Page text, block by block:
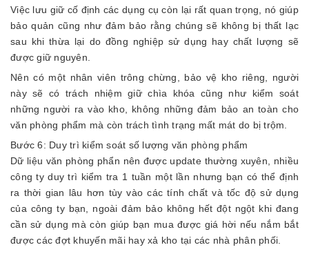
Việc lưu giữ cố định các dụng cụ còn lại rất quan trọng, nó giúp
bảo quản cũng như đảm bảo rằng chúng sẽ không bị thất lạc
sau khi thừa lại do đồng nghiệp sử dụng hay chất lượng sẽ
được giữ nguyên.
Nên có một nhân viên trông chừng, bảo vệ kho riêng, người
này sẽ có trách nhiệm giữ chìa khóa cũng như kiểm soát
những người ra vào kho, không những đảm bảo an toàn cho
văn phòng phẩm mà còn trách tình trạng mất mát do bị trộm.
Bước 6: Duy trì kiểm soát số lượng văn phòng phẩm
Dữ liệu văn phòng phẩn nên được update thường xuyên, nhiều
công ty duy trì kiểm tra 1 tuần một lần nhưng bạn có thể định
ra thời gian lâu hơn tùy vào các tính chất và tốc độ sử dụng
của công ty bạn, ngoài đảm bảo không hết đột ngột khi đang
cần sử dụng mà còn giúp bạn mua được giá hời nếu nắm bắt
được các đợt khuyến mãi hay xả kho tại các nhà phân phối.